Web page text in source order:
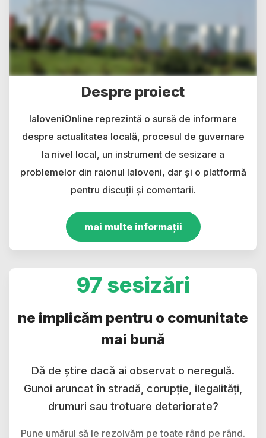
Despre proiect
IaloveniOnline reprezintă o sursă de informare
despre actualitatea locală, procesul de guvernare
la nivel local, un instrument de sesizare a
problemelor din raionul Ialoveni, dar și o platformă
pentru discuții și comentarii.
mai multe informații
97 sesizări
ne implicăm pentru o comunitate
mai bună
Dă de știre dacă ai observat o neregulă.
Gunoi aruncat în stradă, corupție, ilegalități,
drumuri sau trotuare deteriorate?
Pune umărul să le rezolvăm pe toate rând pe rând.